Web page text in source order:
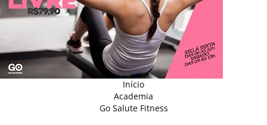
Início
Academia
Go Salute Fitness